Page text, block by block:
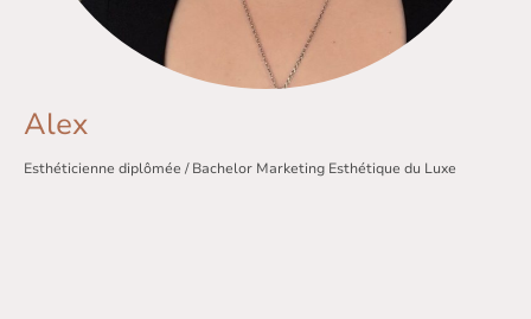
Alex
Esthéticienne diplômée / Bachelor Marketing Esthétique du Luxe